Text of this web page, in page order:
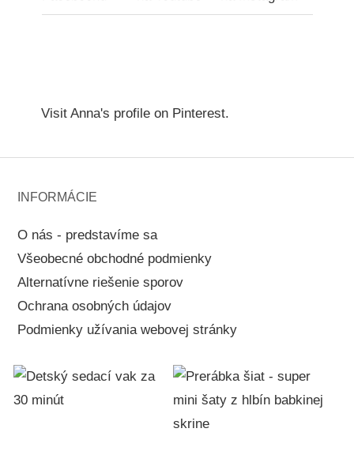
Visit Anna's profile on Pinterest.
INFORMÁCIE
O nás - predstavíme sa
Všeobecné obchodné podmienky
Alternatívne riešenie sporov
Ochrana osobných údajov
Podmienky užívania webovej stránky